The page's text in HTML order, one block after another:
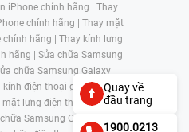
iPhone chính hãng | Thay
chính hãng | Thay mặt
chính hãng | Thay kính lưng
hãng | Sửa chữa Samsung
chữa Samsung Galaxy
kính điện thoại giá bao
mặt lưng điện thoại giá bao
Samsung Galaxy S |
Quay về
đầu trang
1900.0213